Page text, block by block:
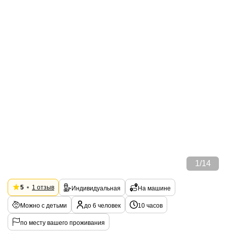
1 /14
5 1 отзыв Индивидуальная На машине
Можно с детьми до 6 человек 10 часов
по месту вашего проживания